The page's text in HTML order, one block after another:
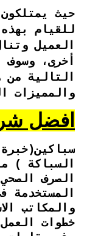
حيث
للقيام
العميل
أخرى، وسوف
التالية من
والمميزات
افضل
السباكة )
الصرف
المستخدمة
والمكاتب
خطوات